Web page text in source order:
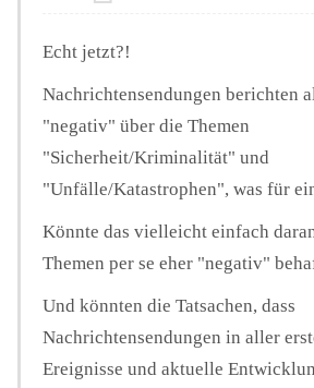
Echt jetzt?!
Nachrichtensendungen berichten
"negativ" über die Themen
"Sicherheit/Kriminalität" und
"Unfälle/Katastrophen", was für
Könnte das vielleicht einfach
Themen per se eher "negativ"
Und könnten die Tatsachen, dass
Nachrichtensendungen in aller
Ereignisse und aktuelle